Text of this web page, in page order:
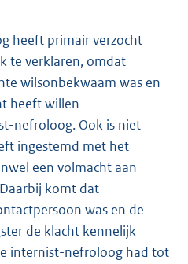
heeft primair verzocht
te verklaren, omdat
wilsonbekwaam was en
heeft willen
nefroloog. Ook is niet
ingestemd met het
een volmacht aan
komt dat
was en de
de klacht kennelijk
internist-nefroloog had tot